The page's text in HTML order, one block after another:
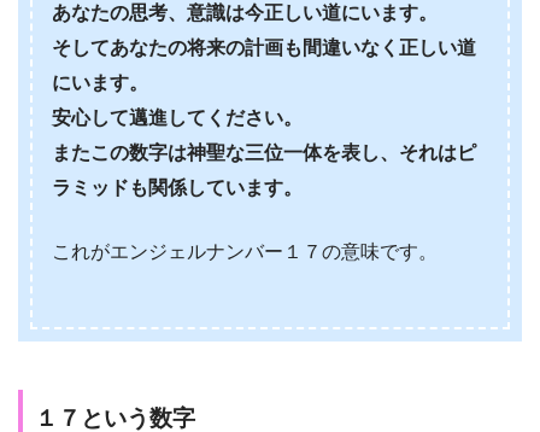
あなたの思考、意識は今正しい道にいます。
そしてあなたの将来の計画も間違いなく正しい道
にいます。
安心して邁進してください。
またこの数字は神聖な三位一体を表し、それはピ
ラミッドも関係しています。
これがエンジェルナンバー１７の意味です。
１７という数字